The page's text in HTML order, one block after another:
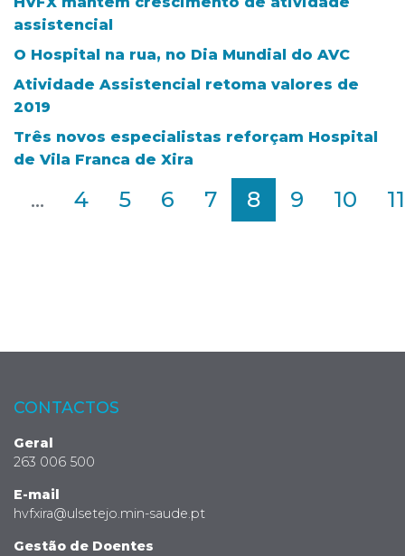
assistencial
O Hospital na rua, no Dia Mundial do AVC
Atividade Assistencial retoma valores de
2019
Três novos especialistas reforçam Hospital
de Vila Franca de Xira
... 4 5 6 7 8 9 10 11
CONTACTOS
Geral
263 006 500
E-mail
hvfxira@ulsetejo.min-saude.pt
Gestão de Doentes